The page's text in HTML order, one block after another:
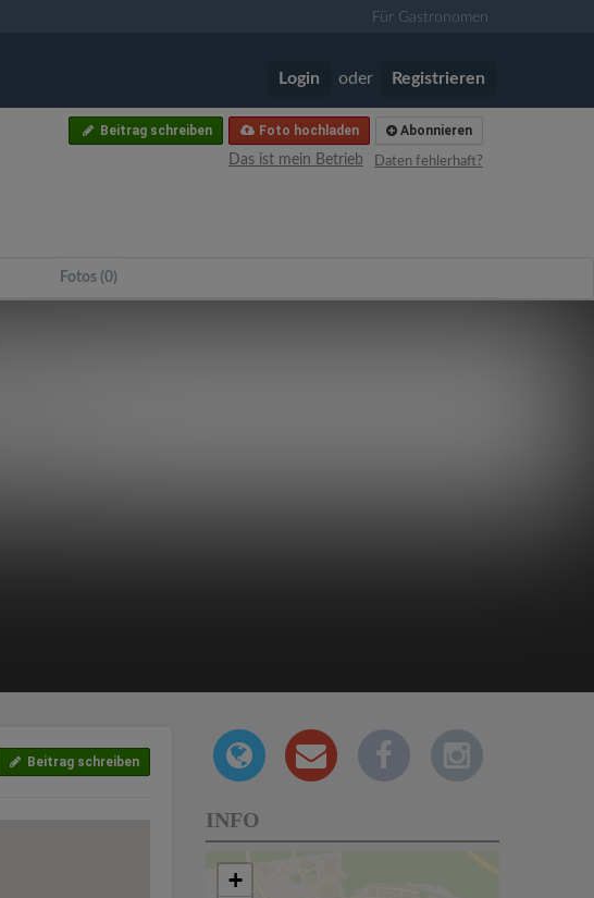
Für Gastronomen
Login oder Registrieren
Abonnieren
Foto hochladen
Beitrag schreiben
Daten fehlerhaft?
Das ist mein Betrieb
Fotos (0)
Beitrag schreiben
INFO
+